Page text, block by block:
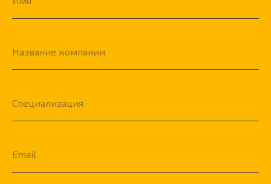
Название компании
Специализация
Email